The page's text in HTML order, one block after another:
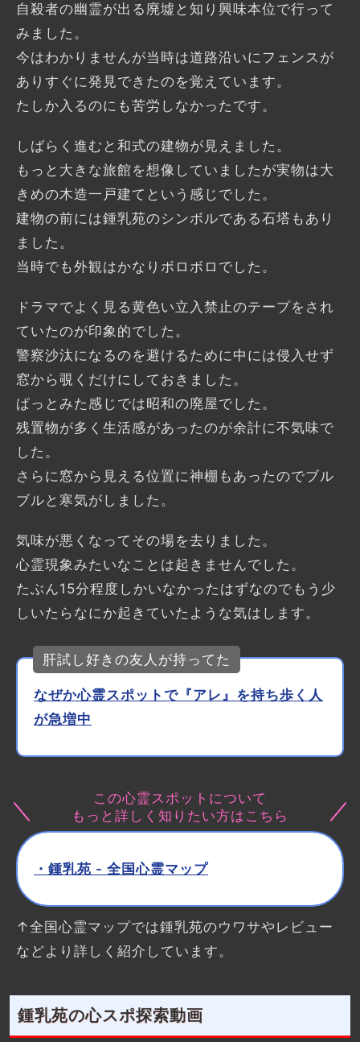
自殺者の幽霊が出る廃墟と知り興味本位で行って
みました。
今はわかりませんが当時は道路沿いにフェンスが
ありすぐに発見できたのを覚えています。
たしか入るのにも苦労しなかったです。
しばらく進むと和式の建物が見えました。
もっと大きな旅館を想像していましたが実物は大
きめの木造一戸建てという感じでした。
建物の前には鍾乳苑のシンボルである石塔もあり
ました。
当時でも外観はかなりボロボロでした。
ドラマでよく見る黄色い立入禁止のテープをされ
ていたのが印象的でした。
警察沙汰になるのを避けるために中には侵入せず
窓から覗くだけにしておきました。
ぱっとみた感じでは昭和の廃屋でした。
残置物が多く生活感があったのが余計に不気味で
した。
さらに窓から見える位置に神棚もあったのでブル
ブルと寒気がしました。
気味が悪くなってその場を去りました。
心霊現象みたいなことは起きませんでした。
たぶん15分程度しかいなかったはずなのでもう少
しいたらなにか起きていたような気はします。
肝試し好きの友人が持ってた
なぜか心霊スポットで『アレ』を持ち歩く人
が急増中
この心霊スポットについて
もっと詳しく知りたい方はこちら
・鍾乳苑 - 全国心霊マップ
↑全国心霊マップでは鍾乳苑のウワサやレビュー
などより詳しく紹介しています。
鍾乳苑の心スポ探索動画